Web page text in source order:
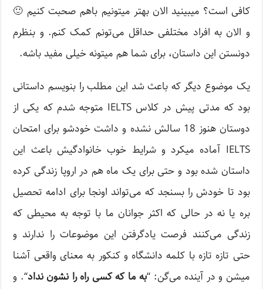
کافی است؟ میبینید الان بهتر میتونیم باهم صحبت کنیم 🙂
و الان به افراد مختلفی حداقل می‌تونم کمک کنم. و بنظرم
دونستن این داستان، برای شما هم میتونه خیلی مفید باشه.
یک موضوع دیگر که باعث شد این مطلب را بنویسم داستانی
بود که مدتی پیش در کلاس IELTS متوجه شدم که یکی از
دوستان هنوز 18 سالش نشده و داشت خودشو برای امتحان
IELTS آماده میکرد و شرایط خوب خانوادگیش باعث این
داستان شده بود و حتی برای یک ماه هم در اروپا زندگی کرده
بود تا خودش را بسنجد که می‌تواند اونجا برای ادامه تحصیل
بره یا نه در حالی که اکثر جوانان ما با توجه به محیطی که
زندگی می‌کنند فرصت یادگرفتن این موضوعات را ندارند و
حتی تازه تازه با کلمه دانشگاه و کنکور به معنای واقعی آشنا
میشن و در آینده می‌گن: “به ما که کسی راه را نشون نداد“. و